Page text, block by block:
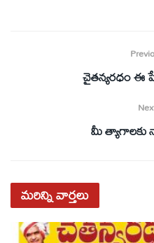
చైతన్యరధం ఈ
మీ త్యాగాలకు
మరిన్నివార్తలు